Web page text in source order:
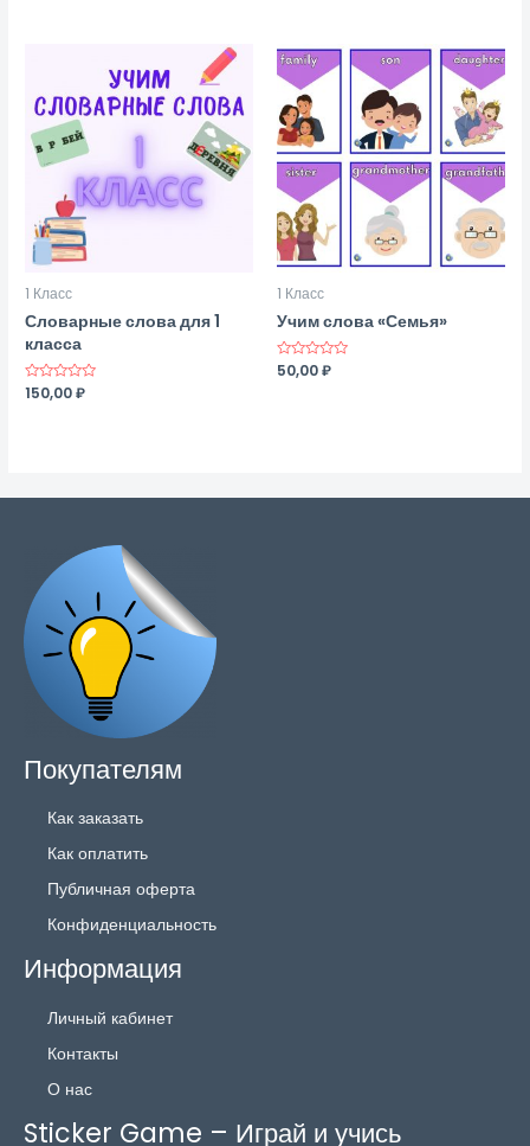
1 Класс
Словарные слова для 1
класса
Оценка
150,00₽
1 Класс
Учим слова «Семья»
Оценка
50,00₽
Покупателям
Как заказать
Как оплатить
Публичная оферта
Конфиденциальность
Информация
Личный кабинет
Контакты
О нас
Sticker Game – Играй и учись